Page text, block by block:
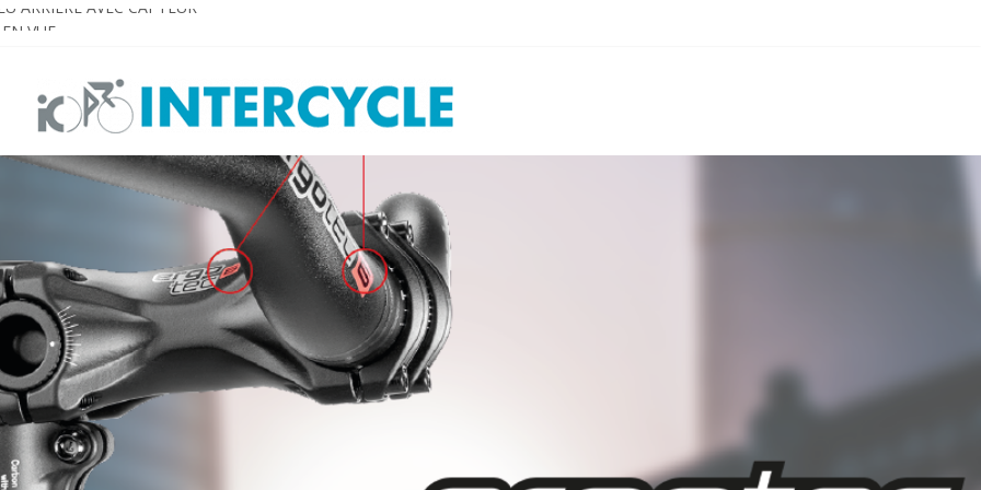
ARRIÈRE AVEC CAPTEUR
TO SEE AND BE SEEN!
Dream big. Shine bright!